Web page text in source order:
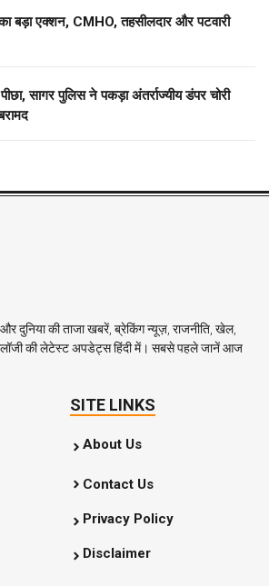
बड़ा एक्शन, CMHO, तहसीलदार और पटवारी
सागर पुलिस ने पकड़ा अंतर्राज्यीय डंपर चोरी
दुनिया की ताजा खबरें, ब्रेकिंग न्यूज़, राजनीति, खेल,
की लेटेस्ट अपडेट्स हिंदी में। सबसे पहले जानें आज
SITE LINKS
About Us
Contact Us
Privacy Policy
Disclaimer